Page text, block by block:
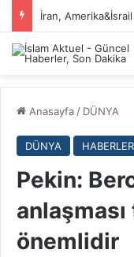
İran, Amerika&İsrail
Anasayfa / DÜNYA
DÜNYA HABERLER
Pekin:
önemlidir